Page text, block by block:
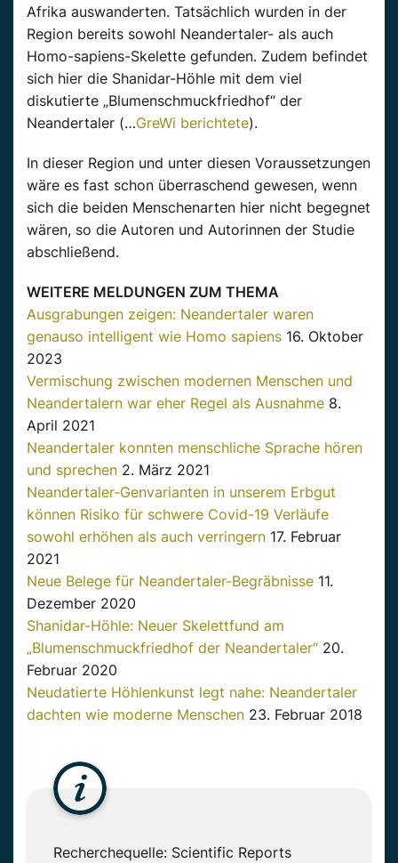
Afrika auswanderten. Tatsächlich wurden in der
Region bereits sowohl Neandertaler- als auch
Homo-sapiens-Skelette gefunden. Zudem befindet
sich hier die Shanidar-Höhle mit dem viel
diskutierte „Blumenschmuckfriedhof“ der
Neandertaler (…GreWi berichtete).
In dieser Region und unter diesen Voraussetzungen
wäre es fast schon überraschend gewesen, wenn
sich die beiden Menschenarten hier nicht begegnet
wären, so die Autoren und Autorinnen der Studie
abschließend.
WEITERE MELDUNGEN ZUM THEMA
Ausgrabungen zeigen: Neandertaler waren
genauso intelligent wie Homo sapiens 16. Oktober
2023
Vermischung zwischen modernen Menschen und
Neandertalern war eher Regel als Ausnahme 8.
April 2021
Neandertaler konnten menschliche Sprache hören
und sprechen 2. März 2021
Neandertaler-Genvarianten in unserem Erbgut
können Risiko für schwere Covid-19 Verläufe
sowohl erhöhen als auch verringern 17. Februar
2021
Neue Belege für Neandertaler-Begräbnisse 11.
Dezember 2020
Shanidar-Höhle: Neuer Skelettfund am
„Blumenschmuckfriedhof der Neandertaler“ 20.
Februar 2020
Neudatierte Höhlenkunst legt nahe: Neandertaler
dachten wie moderne Menschen 23. Februar 2018
Recherchequelle: Scientific Reports